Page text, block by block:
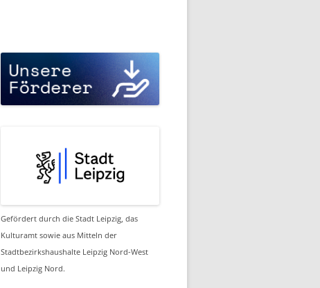
Gefördert durch die Stadt Leipzig, das
Kulturamt sowie aus Mitteln der
Stadtbezirkshaushalte Leipzig Nord-West
und Leipzig Nord.